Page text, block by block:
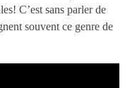
C’est sans parler de
souvent ce genre de